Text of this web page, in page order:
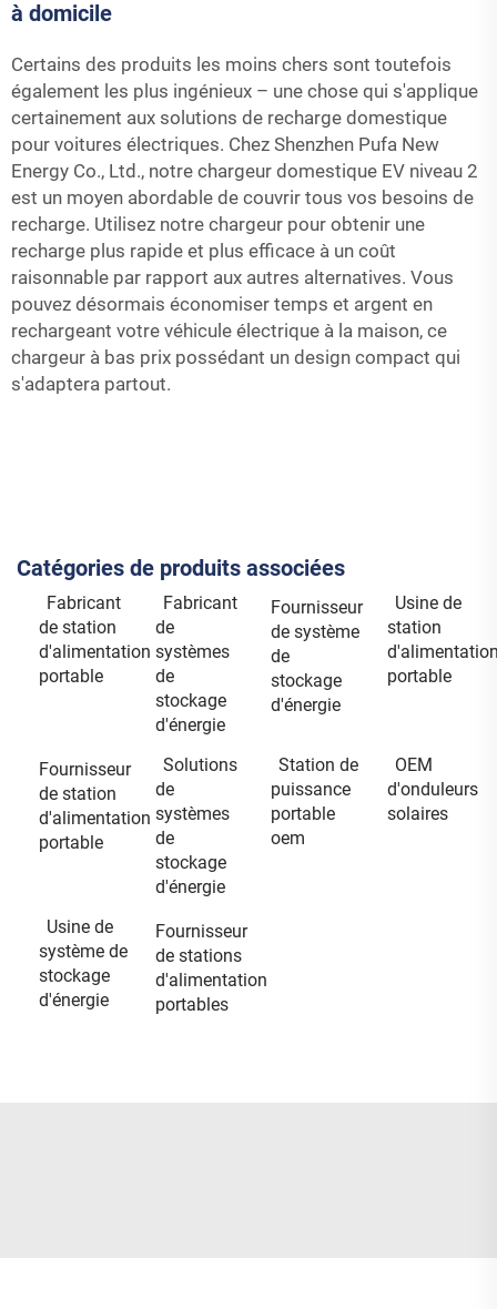
à domicile
Certains des produits les moins chers sont toutefois
également les plus ingénieux – une chose qui s'applique
certainement aux solutions de recharge domestique
pour voitures électriques. Chez Shenzhen Pufa New
Energy Co., Ltd., notre chargeur domestique EV niveau 2
est un moyen abordable de couvrir tous vos besoins de
recharge. Utilisez notre chargeur pour obtenir une
recharge plus rapide et plus efficace à un coût
raisonnable par rapport aux autres alternatives. Vous
pouvez désormais économiser temps et argent en
rechargeant votre véhicule électrique à la maison, ce
chargeur à bas prix possédant un design compact qui
s'adaptera partout.
Catégories de produits associées
Fabricant
de station
d'alimentation
portable
Fabricant
de
systèmes
de
stockage
d'énergie
Fournisseur
de système
de
stockage
d'énergie
Usine de
station
portable
Fournisseur
de station
d'alimentation
portable
Solutions
de
systèmes
de
stockage
d'énergie
Station de
puissance
portable
oem
OEM
d'onduleurs
solaires
Usine de
système de
stockage
d'énergie
Fournisseur
de stations
d'alimentation
portables